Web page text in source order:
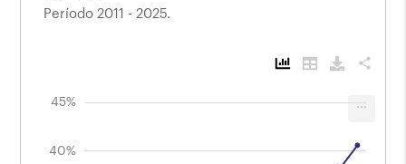
Período 2011 - 2025.
share
Evolución de las personas con bachillerato
por sexo
45%
40%
...